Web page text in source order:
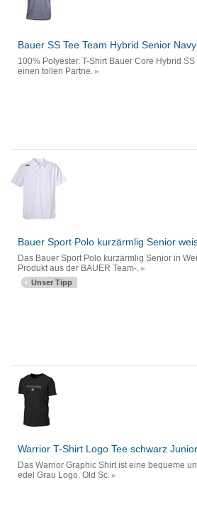
Bauer SS Tee Team Hybrid Senior Navy
100% Polyester. T-Shirt Bauer Core Hybrid
einen tollen Partne.
Bauer Sport Polo kurzärmlig Senior
Das Bauer Sport Polo kurzärmlig Senior in
Produkt aus der BAUER Team-.
Unser Tipp
Warrior T-Shirt Logo Tee schwarz Junior
Das Warrior Graphic Shirt ist eine bequeme
edel Grau Logo. Old Sc.